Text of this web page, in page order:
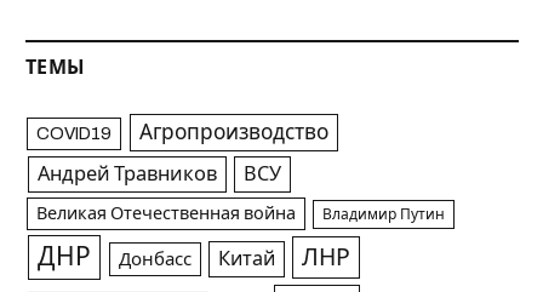
ТЕМЫ
COVID19 Агропроизводство
Андрей Травников ВСУ
Великая Отечественная война Владимир Путин
ДНР Донбасс Китай ЛНР